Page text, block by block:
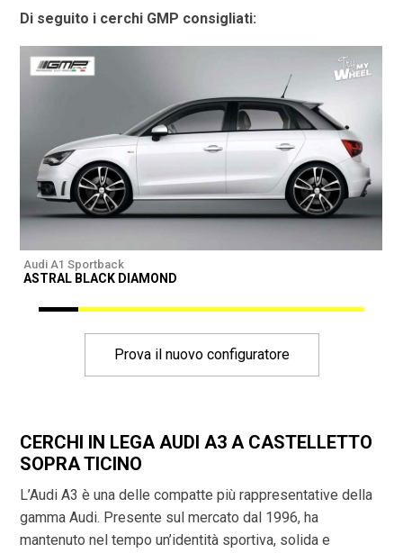
Di seguito i cerchi GMP consigliati:
Audi A1 Sportback
ASTRAL BLACK DIAMOND
Prova il nuovo configuratore
CERCHI IN LEGA AUDI A3 A CASTELLETTO
SOPRA TICINO
L’Audi A3 è una delle compatte più rappresentative della
gamma Audi. Presente sul mercato dal 1996, ha
mantenuto nel tempo un’identità sportiva, solida e